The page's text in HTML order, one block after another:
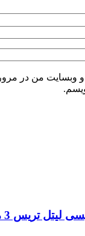
و وبسایت من در